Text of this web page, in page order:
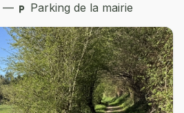
— local_parking Parking de la mairie